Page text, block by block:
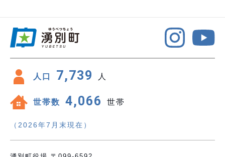
人口 7,739 人
世帯数 4,066 世帯
（2026年7月末現在）